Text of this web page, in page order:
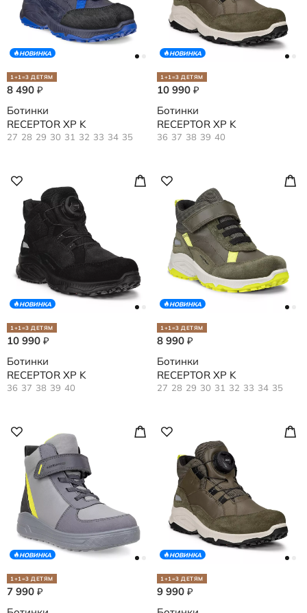
НОВИНКА
1+1=3 ДЕТЯМ
8 490 ₽
Ботинки
RECEPTOR XP K
27 28 29 30 31 32 33 34 35
НОВИНКА
1+1=3 ДЕТЯМ
10 990 ₽
Ботинки
RECEPTOR XP K
36 37 38 39 40
НОВИНКА
1+1=3 ДЕТЯМ
10 990 ₽
Ботинки
RECEPTOR XP K
36 37 38 39 40
НОВИНКА
1+1=3 ДЕТЯМ
8 990 ₽
Ботинки
RECEPTOR XP K
27 28 29 30 31 32 33 34 35
НОВИНКА
1+1=3 ДЕТЯМ
7 990 ₽
НОВИНКА
1+1=3 ДЕТЯМ
9 990 ₽